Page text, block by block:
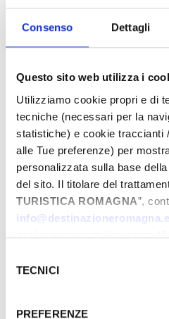
Consenso Dettagli
Questo sito web utilizza i
Utilizziamo cookie propri e di
tecniche (necessari per la
statistiche) e cookie traccianti
alle Tue preferenze) per
personalizzata sulla base
del sito. Il titolare del
TURISTICA ROMAGNA”,
cookie premendo il pulsante
gestire le tue preferenze
Qualora acconsenti a tutti i
delTECNICI
PREFERENZE
proposte e preparati a
uniche. Prenota ora la
Eventi di
Dal
A
Comune